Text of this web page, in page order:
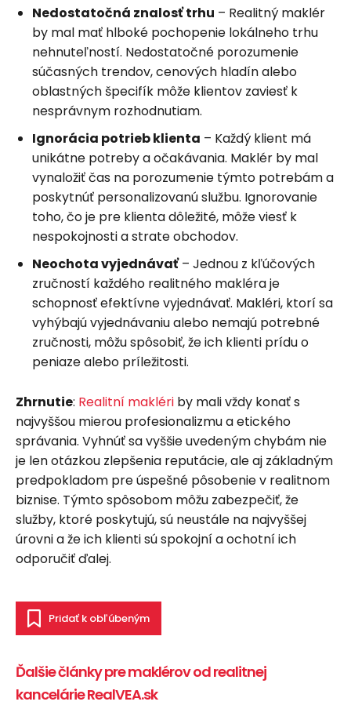
Nedostatočná znalosť trhu – Realitný maklér
by mal mať hlboké pochopenie lokálneho trhu
nehnuteľností. Nedostatočné porozumenie
súčasných trendov, cenových hladín alebo
oblastných špecifík môže klientov zaviesť k
nesprávnym rozhodnutiam.
Ignorácia potrieb klienta – Každý klient má
unikátne potreby a očakávania. Maklér by mal
vynaložiť čas na porozumenie týmto potrebám a
poskytnúť personalizovanú službu. Ignorovanie
toho, čo je pre klienta dôležité, môže viesť k
nespokojnosti a strate obchodov.
Neochota vyjednávať– Jednou z kľúčových
zručností každého realitného makléra je
schopnosť efektívne vyjednávať. Makléri, ktorí sa
vyhýbajú vyjednávaniu alebo nemajú potrebné
zručnosti, môžu spôsobiť, že ich klienti prídu o
peniaze alebo príležitosti.
Zhrnutie: Realitní makléri by mali vždy konať s
najvyššou mierou profesionalizmu a etického
správania. Vyhnúť sa vyššie uvedeným chybám nie
je len otázkou zlepšenia reputácie, ale aj základným
predpokladom pre úspešné pôsobenie v realitnom
biznise. Týmto spôsobom môžu zabezpečiť, že
služby, ktoré poskytujú, sú neustále na najvyššej
úrovni a že ich klienti sú spokojní a ochotní ich
odporučiť ďalej.
Pridať k obľúbeným
Ďalšie články pre maklérov od realitnej
kancelárie RealVEA.sk